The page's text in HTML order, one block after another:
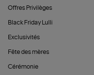
Offres Privilèges
Black Friday Lulli
Exclusivités
Fête des mères
Cérémonie